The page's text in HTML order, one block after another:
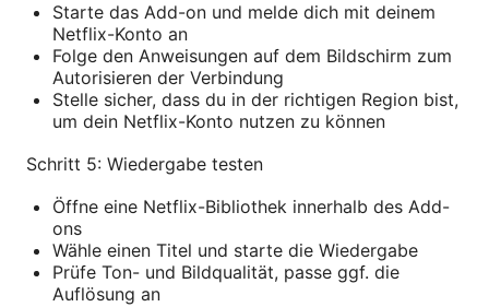
Starte das Add-on und melde dich mit deinem
Netflix-Konto an
Folge den Anweisungen auf dem Bildschirm zum
Autorisieren der Verbindung
Stelle sicher, dass du in der richtigen Region bist,
um dein Netflix-Konto nutzen zu können
Schritt 5: Wiedergabe testen
Öffne eine Netflix-Bibliothek innerhalb des Add-
ons
Wähle einen Titel und starte die Wiedergabe
Prüfe Ton- und Bildqualität, passe ggf. die
Auflösung an